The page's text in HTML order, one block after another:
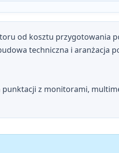
od kosztu przygotowania
techniczna i aranżacja
z monitorami,